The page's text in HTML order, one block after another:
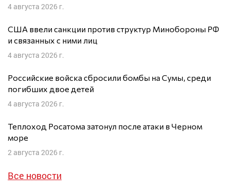
4 августа 2026 г.
США ввели санкции против структур Минобороны РФ
и связанных с ними лиц
4 августа 2026 г.
Российские войска сбросили бомбы на Сумы, среди
погибших двое детей
4 августа 2026 г.
Теплоход Росатома затонул после атаки в Черном
море
2 августа 2026 г.
Все новости